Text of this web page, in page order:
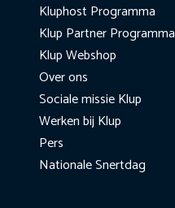
Kluphost Programma
Klup Partner Programma
Klup Webshop
Over ons
Sociale missie Klup
Werken bij Klup
Pers
Nationale Snertdag